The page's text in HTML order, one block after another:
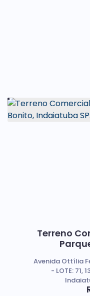
Terreno
Avenida Ottília
- LOTE: 71,